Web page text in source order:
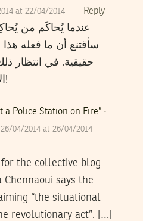
at 22/04/2014 Reply
عندما يُحاكَم من
سأقتنع أن ما فعله
حقيقية. في انتظار
الأشياء بمسمّياتها!
a Police Station on Fire” ·
04/2014 at 26/04/2014
the collective blog
Chennaoui says the
“the situational
revolutionary act”. […]